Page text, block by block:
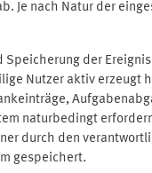
Je nach Natur der
der
Nutzer aktiv erzeugt
naturbedingt
durch den
gespeichert.